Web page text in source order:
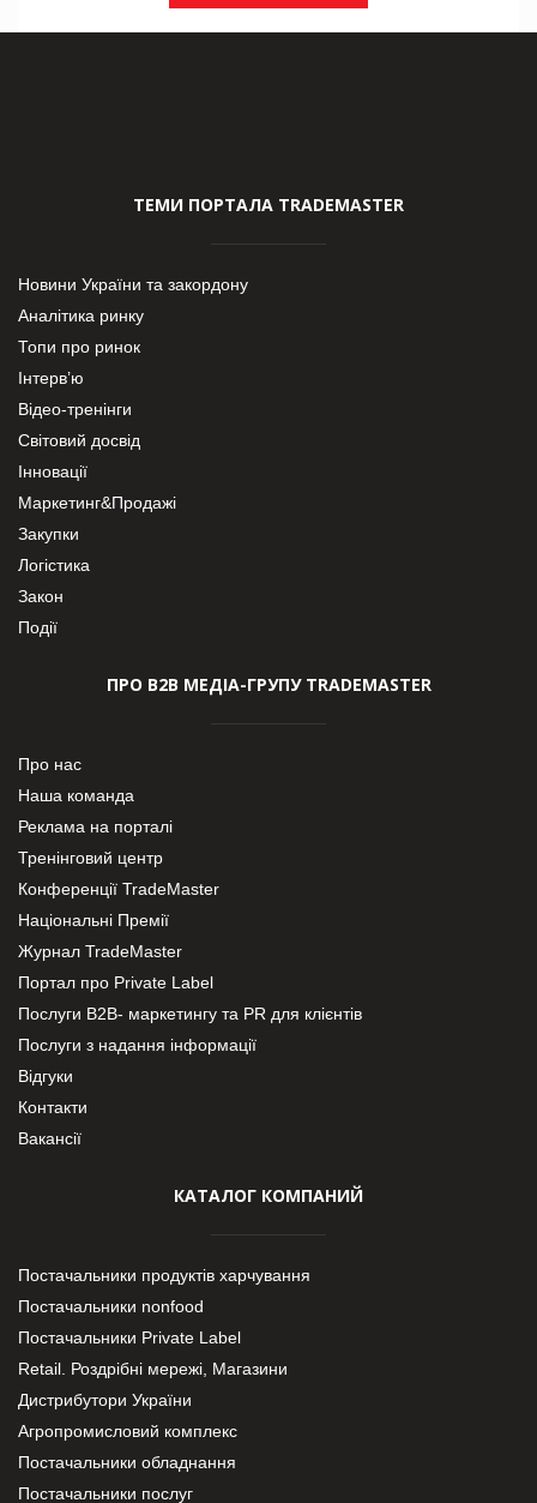
ТЕМИ ПОРТАЛА TRADEMASTER
Новини України та закордону
Аналітика ринку
Топи про ринок
Інтерв’ю
Відео-тренінги
Світовий досвід
Інновації
Маркетинг&Продажі
Закупки
Логістика
Закон
Події
ПРО В2В МЕДІА-ГРУПУ TRADEMASTER
Про нас
Наша команда
Реклама на порталі
Тренінговий центр
Конференції TradeMaster
Національні Премії
Журнал TradeMaster
Портал про Private Label
Послуги В2В- маркетингу та PR для клієнтів
Послуги з надання інформації
Відгуки
Контакти
Вакансії
КАТАЛОГ КОМПАНИЙ
Постачальники продуктів харчування
Постачальники nonfood
Постачальники Private Label
Retail. Роздрібні мережі, Магазини
Дистрибутори України
Агропромисловий комплекс
Постачальники обладнання
Постачальники послуг